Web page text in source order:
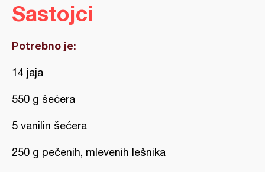
Sastojci
Potrebno je:
14 jaja
550 g šećera
5 vanilin šećera
250 g pečenih, mlevenih lešnika